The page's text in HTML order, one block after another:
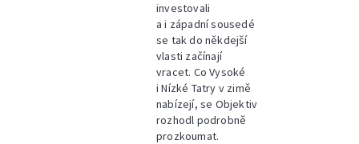
investovali
a i západní sousedé
se tak do někdejší
vlasti začínají
vracet. Co Vysoké
i Nízké Tatry v zimě
nabízejí, se Objektiv
rozhodl podrobně
prozkoumat.